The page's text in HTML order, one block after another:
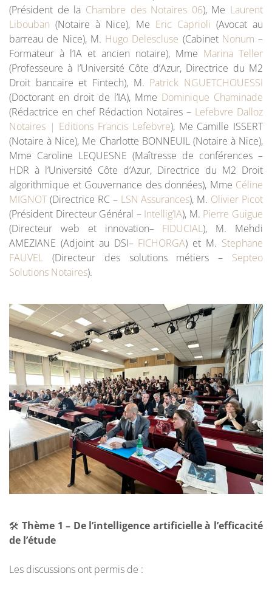
(Président de la Chambre des Notaires 06), Me Laurent
Libouban (Notaire à Nice), Me Eric Caprioli (Avocat au
barreau de Nice), M. Hugo Delescluse (Cabinet Nonum –
Formateur à l’IA et ancien notaire), Mme Marina Teller
(Professeure à l’Université Côte d’Azur, Directrice du M2
Droit bancaire et Fintech), M. Patrick NGUETCHOUESSI
(Doctorant en droit de l’IA), Mme Dominique Chaminade
(Rédactrice en chef Rédaction Notaires – Lefebvre Dalloz
Notaires | Editions Francis Lefebvre), Me Camille ISSERT
(Notaire à Nice), Me Charlotte BONNEUIL (Notaire à Nice),
Mme Caroline LEQUESNE (Maîtresse de conférences –
HDR à l’Université Côte d’Azur, Directrice du M2 Droit
algorithmique et Gouvernance des données), Mme Céline
MIGNOT(Directrice RC – LSN Assurances), M. Olivier Picot
(Président Directeur Général – Intellig’IA), M. Pierre Guigue
(Directeur web et innovation– FIDUCIAL), M. Mehdi
AMEZIANE (Adjoint au DSI– FICHORGA) et M. Stephane
FAUVEL (Directeur des solutions métiers – Septeo
Solutions Notaires).
🛠️Thème 1 – De l’intelligence artificielle à l’efficacité
de l’étude
Les discussions ont permis de :